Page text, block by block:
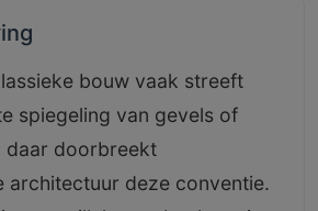
bouw vaak streeft
spiegeling van gevels of
daar doorbreekt
architectuur deze conventie.